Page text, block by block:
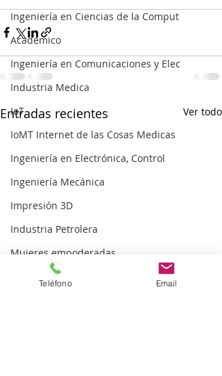
Ingeniería en Ciencias de la Comput
Académico
Ingeniería en Comunicaciones y Elec
Industria Medica
IoT
IoMT Internet de las Cosas Medicas
Ingeniería en Electrónica, Control
Ingeniería Mecánica
Impresión 3D
Industria Petrolera
Mujeres empoderadas
Ingeniería en Telecomunicaciones
Entradas recientes Ver todo
Teléfono Email